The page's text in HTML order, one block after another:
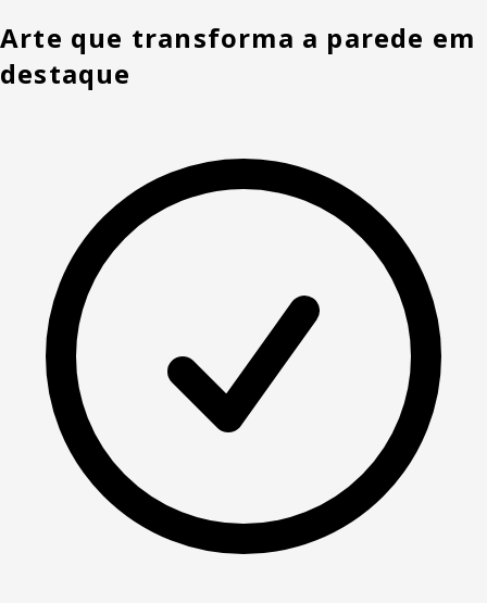
Arte que transforma a parede em
destaque